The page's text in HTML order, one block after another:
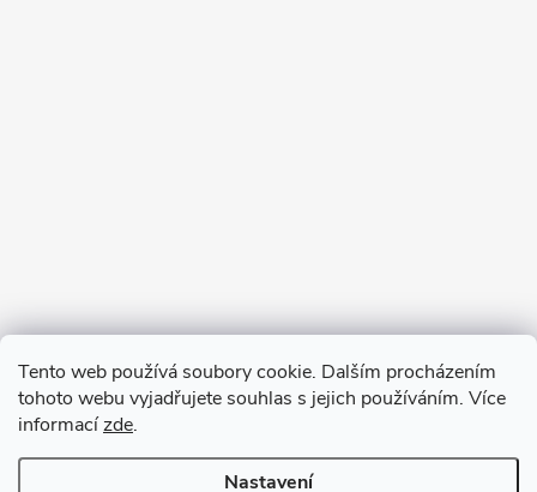
Tento web používá soubory cookie. Dalším procházením
tohoto webu vyjadřujete souhlas s jejich používáním. Více
informacízde.
Nastavení